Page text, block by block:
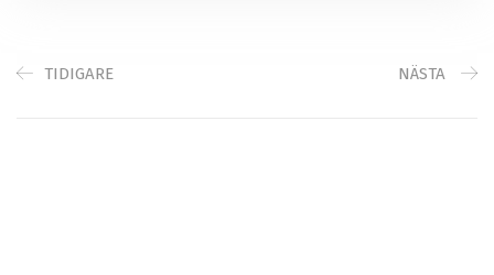
TIDIGARE NÄSTA